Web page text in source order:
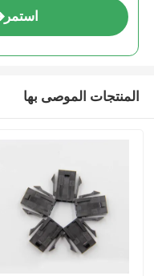
استمر
المنتجات الموصى بها